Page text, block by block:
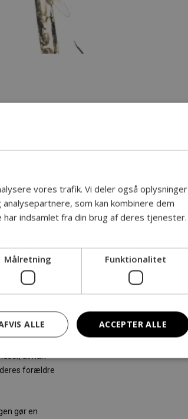
i 80’ernes
hemmelig,
at han
forældre
gør en
vores trafik. Vi deler også oplysninger
som kan kombinere dem
indsamlet fra din brug af deres tjenester.
Målretning Funktionalitet
ACCEPTER ALLE
ALLE